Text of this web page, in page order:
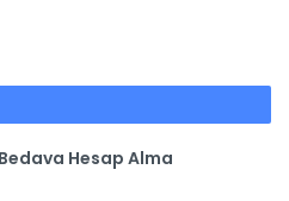
Hesap Alma